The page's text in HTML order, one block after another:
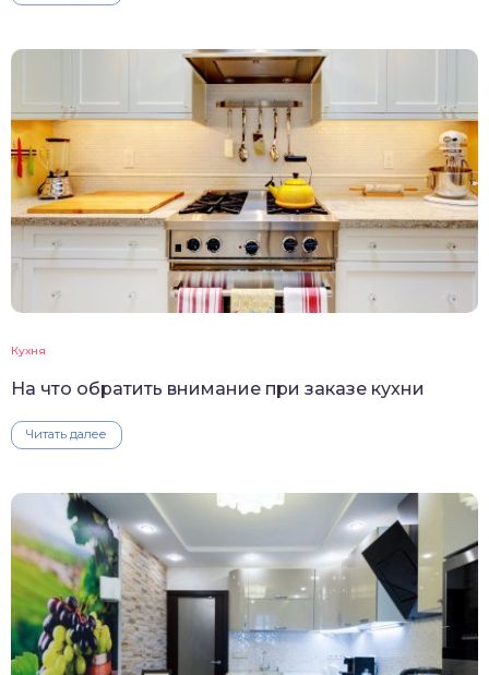
Кухня
На что обратить внимание при заказе кухни
Читать далее